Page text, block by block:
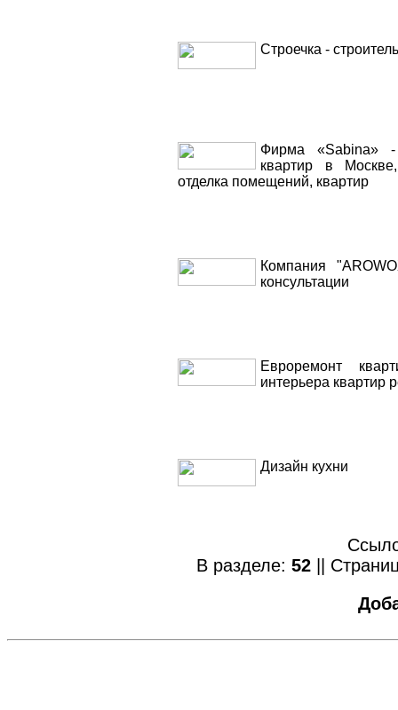
Строечка -
Фирма «Sabina» -
квартир в
отделка помещений, квартир
Компания
консультации
Евроремонт
интерьера квартир
Дизайн кухни
В разделе: 52||